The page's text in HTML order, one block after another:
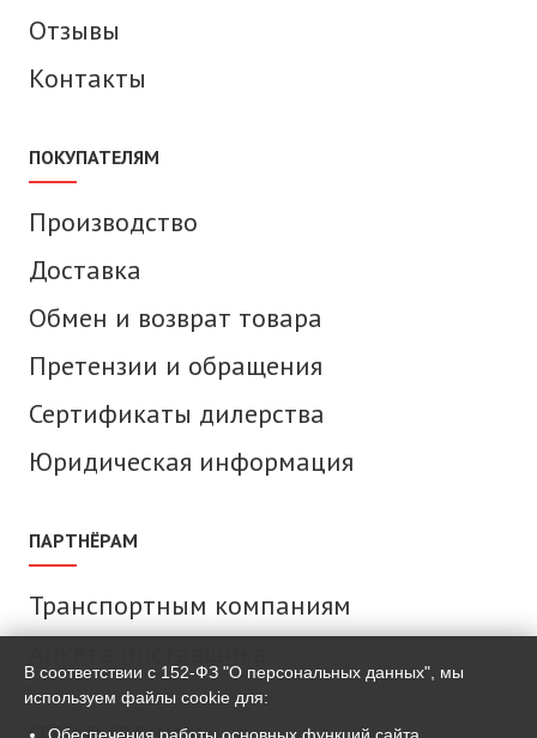
Отзывы
Контакты
ПОКУПАТЕЛЯМ
Производство
Доставка
Обмен и возврат товара
Претензии и обращения
Сертификаты дилерства
Юридическая информация
ПАРТНЁРАМ
Транспортным компаниям
СВЯЗАТЬСЯ С НАМИ
В соответствии с 152-ФЗ "О персональных данных", мы
используем файлы cookie для: